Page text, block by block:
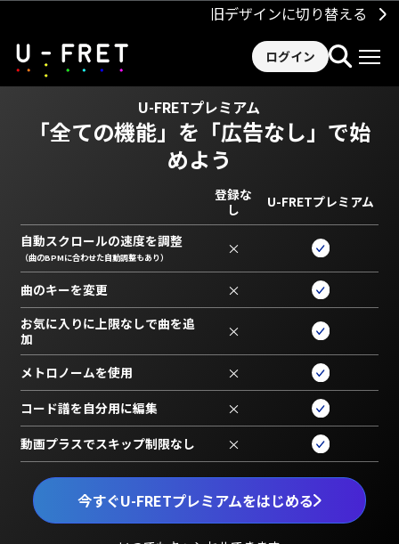
旧デザインに切り替える
ログイン
U-FRETプレミアム
「全ての機能」を 「広告なし」で始
めよう
今すぐU-FRETプレミアムをはじめる
登録な
し
U-FRETプレミアム
自動スクロールの速度を調整
（曲のBPMに合わせた自動調整もあり） ×
曲のキーを変更 ×
お気に入りに上限なしで曲を追
加
×
メトロノームを使用 ×
コード譜を自分用に編集 ×
動画プラスでスキップ制限なし ×